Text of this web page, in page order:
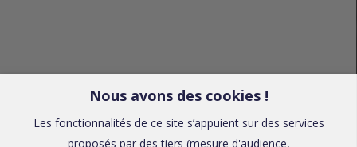
Nous avons des cookies !
Les fonctionnalités de ce site s’appuient sur des services
proposés par des tiers (mesure d'audience,